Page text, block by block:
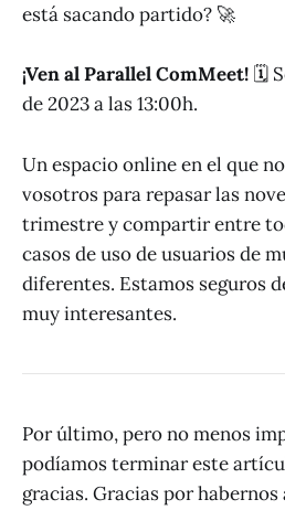
está sacando partido? 🚀
¡Ven al Parallel ComMeet! 🗓
de 2023 a las 13:00h.
Un espacio online en el que
vosotros para repasar las
trimestre y compartir entre
casos de uso de usuarios de
diferentes. Estamos seguros
muy interesantes.
Por último, pero no menos
podíamos terminar este
gracias. Gracias por